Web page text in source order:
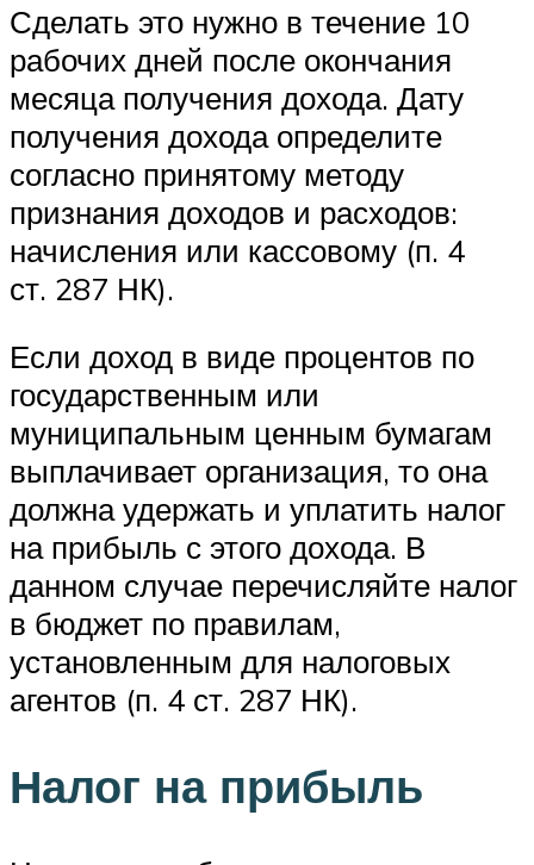
Сделать это нужно в течение 10
рабочих дней после окончания
месяца получения дохода. Дату
получения дохода определите
согласно принятому методу
признания доходов и расходов:
начисления или кассовому (п. 4
ст. 287 НК).
Если доход в виде процентов по
государственным или
муниципальным ценным бумагам
выплачивает организация, то она
должна удержать и уплатить налог
на прибыль с этого дохода. В
данном случае перечисляйте налог
в бюджет по правилам,
установленным для налоговых
агентов (п. 4 ст. 287 НК).
Налог на прибыль